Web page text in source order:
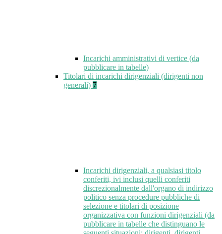
Incarichi amministrativi di vertice (da
pubblicare in tabelle)
Titolari di incarichi dirigenziali (dirigenti non
generali) 7
Incarichi dirigenziali, a qualsiasi titolo
conferiti, ivi inclusi quelli conferiti
discrezionalmente dall'organo di indirizzo
politico senza procedure pubbliche di
selezione e titolari di posizione
organizzativa con funzioni dirigenziali (da
pubblicare in tabelle che distinguano le